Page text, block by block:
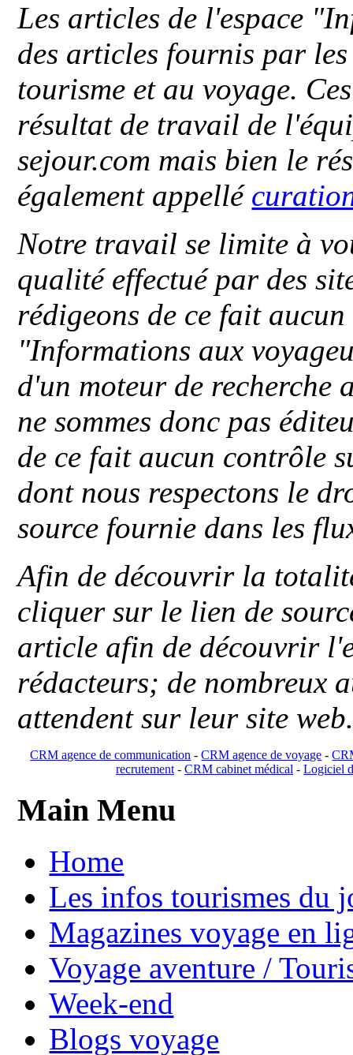
Les articles de l'espace
des articles fournis par
tourisme et au voyage.
résultat de travail de
sejour.com mais bien le
également appellé
Notre travail se limite à
qualité effectué par des
rédigeons de ce fait
"Informations aux
d'un moteur de recherche
ne sommes donc pas
de ce fait aucun contrôle
dont nous respectons le
source fournie dans les
Afin de découvrir la
cliquer sur le lien de
article afin de découvrir
rédacteurs; de nombreux
attendent sur leur site
CRM agence de communication -CRM agence de voyage -
recrutement- CRM cabinet médical- Logiciel
Main Menu
Home
Les infos tourismes du
Magazines voyage en
Voyage aventure /
Week-end
Blogs voyage